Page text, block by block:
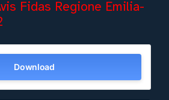
Fidas Regione Emilia-
Download